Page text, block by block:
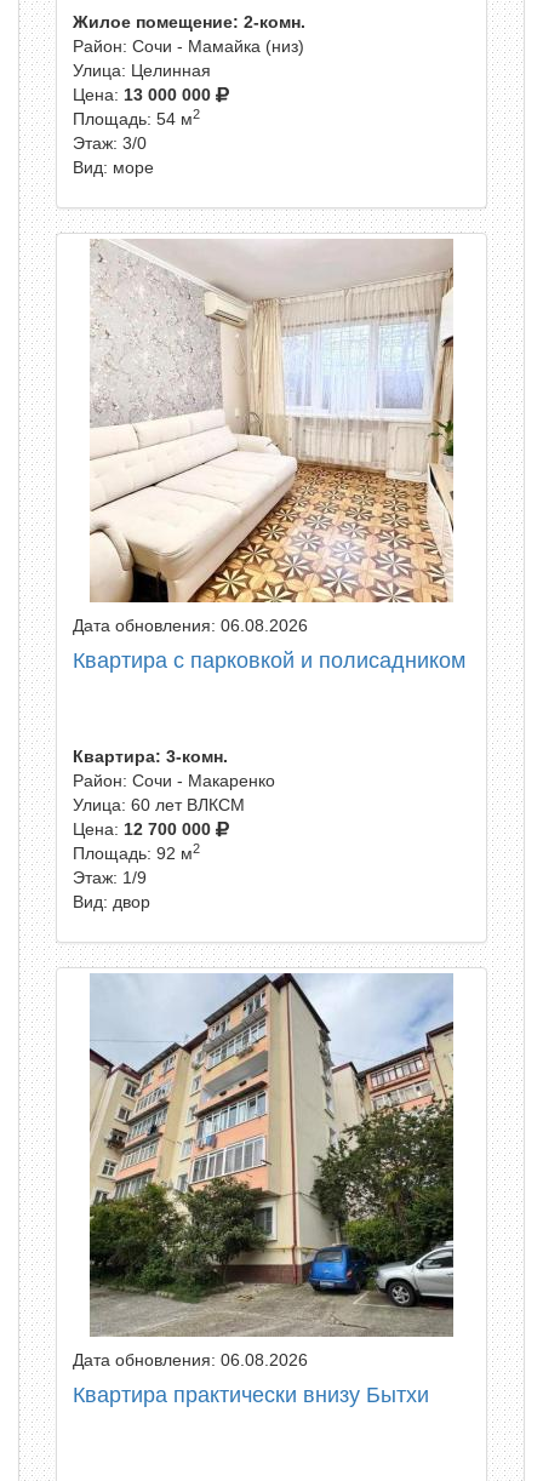
Жилое помещение: 2-комн.
Район: Сочи - Мамайка (низ)
Улица: Целинная
Цена: 13 000 000
Площадь: 54 м2
Этаж: 3/0
Вид: море
Дата обновления: 06.08.2026
Квартира с парковкой и полисадником
Квартира: 3-комн.
Район: Сочи - Макаренко
Улица: 60 лет ВЛКСМ
Цена: 12 700 000
Площадь: 92 м2
Этаж: 1/9
Вид: двор
Дата обновления: 06.08.2026
Квартира практически внизу Бытхи